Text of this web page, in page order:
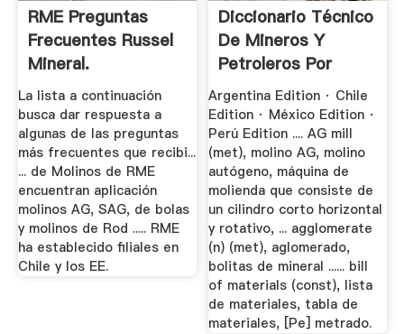
RME Preguntas
Frecuentes Russel
Mineral.
La lista a continuación
busca dar respuesta a
algunas de las preguntas
más frecuentes que recibi...
... de Molinos de RME
encuentran aplicación
molinos AG, SAG, de bolas
y molinos de Rod ..... RME
ha establecido filiales en
Chile y los EE.
Diccionario Técnico
De Mineros Y
Petroleros Por
Jack.
Argentina Edition · Chile
Edition · México Edition ·
Perú Edition .... AG mill
(met), molino AG, molino
autógeno, máquina de
molienda que consiste de
un cilindro corto horizontal
y rotativo, ... agglomerate
(n) (met), aglomerado,
bolitas de mineral ...... bill
of materials (const), lista
de materiales, tabla de
materiales, [Pe] metrado.